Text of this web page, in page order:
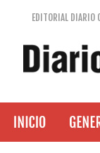
EDITORIAL DIARIO